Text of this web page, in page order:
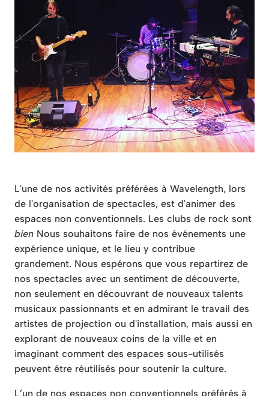
L'une de nos activités préférées à Wavelength, lors
de l'organisation de spectacles, est d'animer des
espaces non conventionnels. Les clubs de rock sont
bien Nous souhaitons faire de nos événements une
expérience unique, et le lieu y contribue
grandement. Nous espérons que vous repartirez de
nos spectacles avec un sentiment de découverte,
non seulement en découvrant de nouveaux talents
musicaux passionnants et en admirant le travail des
artistes de projection ou d'installation, mais aussi en
explorant de nouveaux coins de la ville et en
imaginant comment des espaces sous-utilisés
peuvent être réutilisés pour soutenir la culture.
L’un de nos espaces non conventionnels préférés à